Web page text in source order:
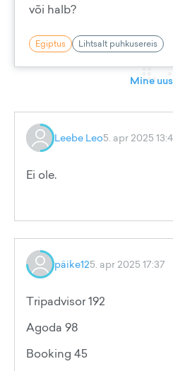
või halb?
Egiptus Lihtsalt puhkusereis
Mine
Leebe Leo5. apr 2025
Ei ole.
päike125. apr 2025 17:37
Tripadvisor 192
Agoda 98
Booking 45